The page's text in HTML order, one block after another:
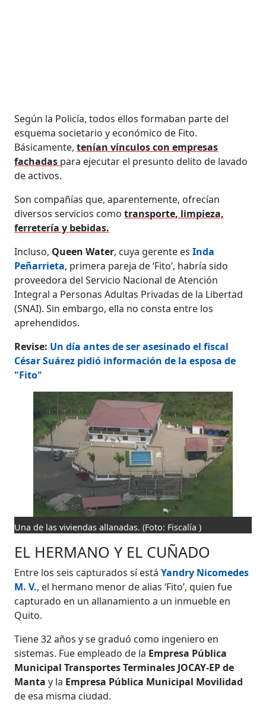
Según la Policía, todos ellos formaban parte del
esquema societario y económico de Fito.
Básicamente,tenían vínculos con empresas
fachadas para ejecutar el presunto delito de lavado
de activos.
Son compañías que, aparentemente, ofrecían
diversos servicios comotransporte, limpieza,
ferretería y bebidas.
Incluso, Queen Water, cuya gerente esInda
Peñarrieta, primera pareja de ‘Fito’, habría sido
proveedora del Servicio Nacional de Atención
Integral a Personas Adultas Privadas de la Libertad
(SNAI). Sin embargo, ella no consta entre los
aprehendidos.
Revise: Un día antes de ser asesinado el fiscal
César Suárez pidió información de la esposa de
"Fito"
Una de las viviendas allanadas.(Foto: Fiscalía )
EL HERMANO Y EL CUÑADO
Entre los seis capturados sí estáYandry Nicomedes
M. V., el hermano menor de alias ‘Fito’, quien fue
capturado en un allanamiento a un inmueble en
Quito.
Tiene 32 años y se graduó como ingeniero en
sistemas. Fue empleado de la Empresa Pública
Municipal Transportes Terminales JOCAY-EP de
Manta y la Empresa Pública Municipal Movilidad
de esa misma ciudad.